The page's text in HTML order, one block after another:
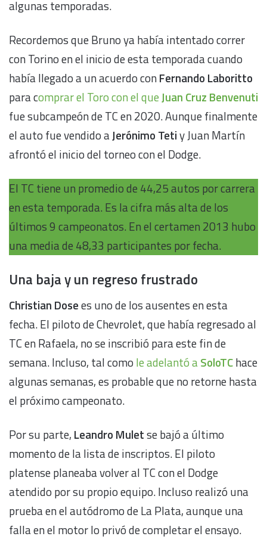
algunas temporadas.
Recordemos que Bruno ya había intentado correr
con Torino en el inicio de esta temporada cuando
había llegado a un acuerdo conFernando Laboritto
para comprar el Toro con el queJuan Cruz Benvenuti
fue subcampeón de TC en 2020. Aunque finalmente
el auto fue vendido aJerónimo Tetiy Juan Martín
afrontó el inicio del torneo con el Dodge.
El TC tiene un promedio de 44,25 autos por carrera
en esta temporada. Es la cifra más alta de los
últimos 9 campeonatos. En el certamen 2013 hubo
una media de 48,33 participantes por fecha.
Una baja y un regreso frustrado
Christian Dosees uno de los ausentes en esta
fecha. El piloto de Chevrolet, que había regresado al
TC en Rafaela, no se inscribió para este fin de
semana. Incluso, tal como le adelantó aSoloTChace
algunas semanas, es probable que no retorne hasta
el próximo campeonato.
Por su parte, Leandro Muletse bajó a último
momento de la lista de inscriptos. El piloto
platense planeaba volver al TC con el Dodge
atendido por su propio equipo. Incluso realizó una
prueba en el autódromo de La Plata, aunque una
falla en el motor lo privó de completar el ensayo.